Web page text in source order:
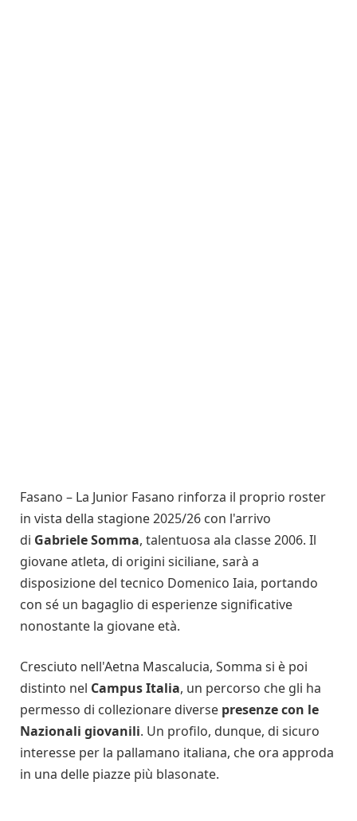
Fasano – La Junior Fasano rinforza il proprio roster
in vista della stagione 2025/26 con l'arrivo
di Gabriele Somma, talentuosa ala classe 2006. Il
giovane atleta, di origini siciliane, sarà a
disposizione del tecnico Domenico Iaia, portando
con sé un bagaglio di esperienze significative
nonostante la giovane età.
Cresciuto nell'Aetna Mascalucia, Somma si è poi
distinto nel Campus Italia, un percorso che gli ha
permesso di collezionare diverse presenze con le
Nazionali giovanili. Un profilo, dunque, di sicuro
interesse per la pallamano italiana, che ora approda
in una delle piazze più blasonate.